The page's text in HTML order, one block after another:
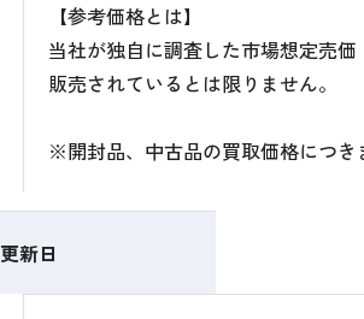
【参考価格とは】
当社が独自に調査した市場想定売
販売されているとは限りません。
※開封品、中古品の買取価格につき
更新日